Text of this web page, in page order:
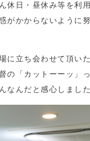
休日・昼休み等を利
がかからないように
に立ち会わせて頂い
の「カットーーッ」
なんだと感心しまし